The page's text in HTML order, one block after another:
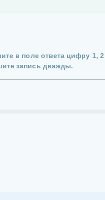
в поле ответа цифру 1, 2
запись дважды.